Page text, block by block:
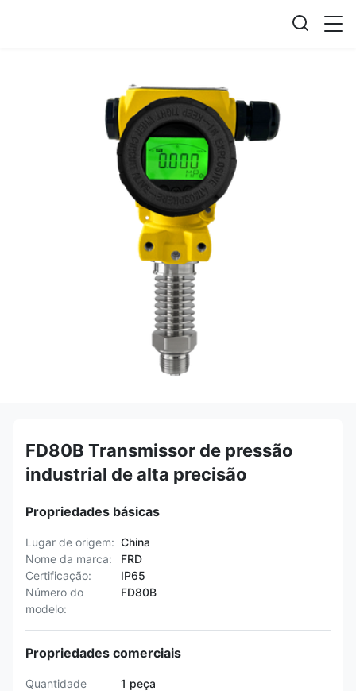
FD80B Transmissor de pressão
industrial de alta precisão
Propriedades básicas
Lugar de origem: China
Nome da marca:
FRD
Certificação:
IP65
Número do
modelo:
FD80B
Propriedades comerciais
Quantidade
1 peça